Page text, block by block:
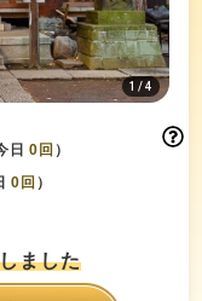
1/4
日0回 ）
0回 ）
ました